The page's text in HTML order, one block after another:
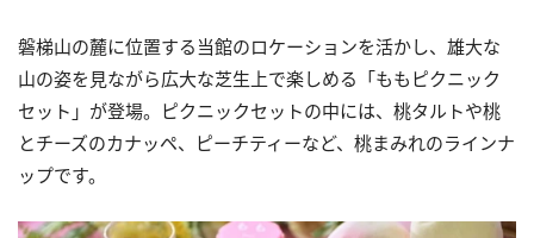
磐梯山の麓に位置する当館のロケーションを活かし、雄大な
山の姿を見ながら広大な芝生上で楽しめる「ももピクニック
セット」が登場。ピクニックセットの中には、桃タルトや桃
とチーズのカナッペ、ピーチティーなど、桃まみれのラインナ
ップです。